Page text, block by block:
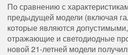
По сравнению с
предыдущей модели (включая
которые являются
отражающие и светодиодные
новой 21-летней модели